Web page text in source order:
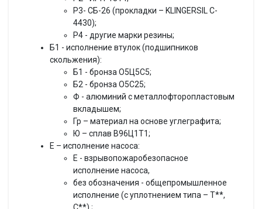
Р3- СБ-26 (прокладки – KLINGERSIL C-
4430);
Р4 - другие марки резины;
Б1 - исполнение втулок (подшипников
скольжения):
Б1 - бронза О5Ц5С5;
Б2 - бронза О5С25;
Ф - алюминий с металлофторопластовым
вкладышем;
Гр – материал на основе углеграфита;
Ю – сплав В96Ц1Т1;
Е – исполнение насоса:
Е - взрывопожаробезопасное
исполнение насоса,
без обозначения - общепромышленное
исполнение (с уплотнением типа – Т**,